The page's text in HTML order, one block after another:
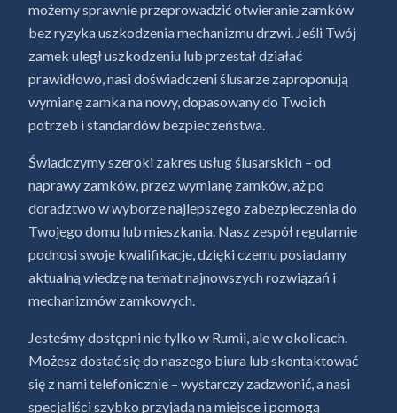
możemy sprawnie przeprowadzić otwieranie zamków
bez ryzyka uszkodzenia mechanizmu drzwi. Jeśli Twój
zamek uległ uszkodzeniu lub przestał działać
prawidłowo, nasi doświadczeni ślusarze zaproponują
wymianę zamka na nowy, dopasowany do Twoich
potrzeb i standardów bezpieczeństwa.
Świadczymy szeroki zakres usług ślusarskich – od
naprawy zamków, przez wymianę zamków, aż po
doradztwo w wyborze najlepszego zabezpieczenia do
Twojego domu lub mieszkania. Nasz zespół regularnie
podnosi swoje kwalifikacje, dzięki czemu posiadamy
aktualną wiedzę na temat najnowszych rozwiązań i
mechanizmów zamkowych.
Jesteśmy dostępni nie tylko w Rumii, ale w okolicach.
Możesz dostać się do naszego biura lub skontaktować
się z nami telefonicznie – wystarczy zadzwonić, a nasi
specjaliści szybko przyjadą na miejsce i pomogą